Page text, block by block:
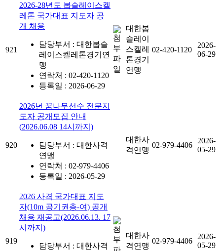
921
2026-28년도 봅슬레이스켈
레톤 국가대표 지도자 공
개 채용
담당부서 : 대한봅슬
레이스켈레톤경기연
맹
연락처 : 02-420-1120
등록일 : 2026-06-29
대한봅
슬레이
스켈레
톤경기
연맹
02-420-1120
2026-
06-29
920
2026년 꿈나무선수 전문지
도자 공개모집 안내
(2026.06.08 14시까지)
담당부서 : 대한사격
연맹
연락처 : 02-979-4406
등록일 : 2026-05-29
대한사
격연맹
02-979-4406
2026-
05-29
919
2026 사격 국가대표 지도
자(10m 공기권총-여) 공개
채용 재공고(2026.06.13. 17
시까지)
담당부서 : 대한사격
대한사
격연맹
02-979-4406
2026-
05-29